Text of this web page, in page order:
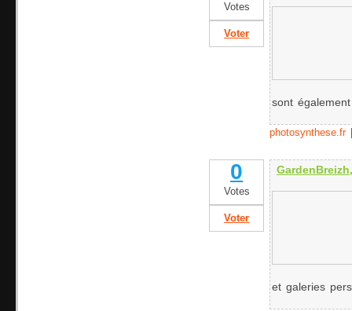
Votes
Voter
sont
photosynthese.fr
0
Votes
Voter
et galeries